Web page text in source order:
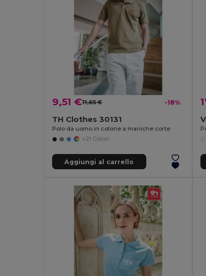
9,51 €11,65 € -18%
TH Clothes 30131
Polo da uomo in cotone a maniche corte
+21 Colori
Aggiungi al carrello